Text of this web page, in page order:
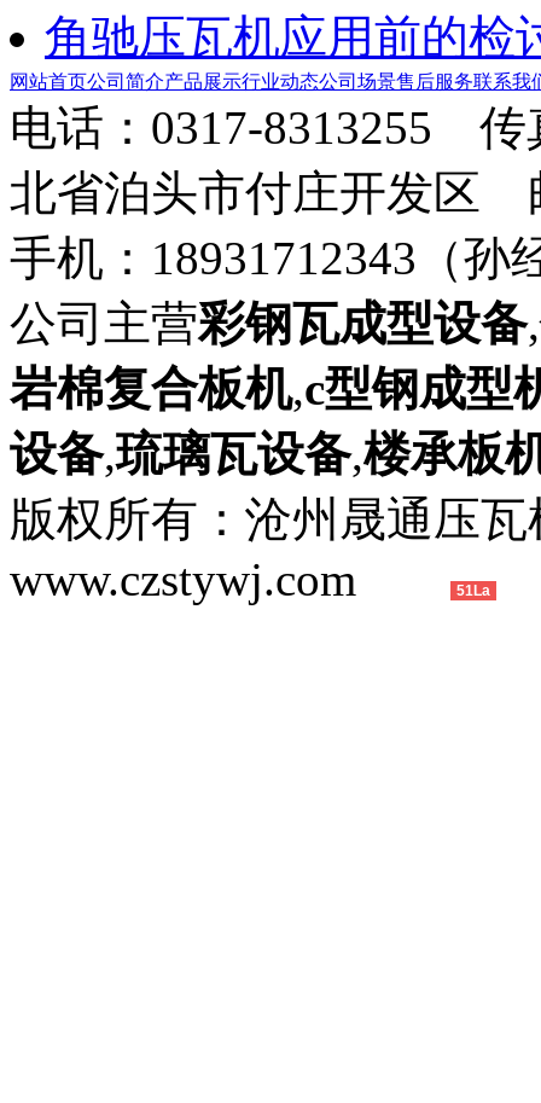
角驰压瓦机应用前的检
网站首页公司简介产品展示行业动态公司场景售后服务联系我
电话：0317-8313255
北省泊头市付庄开发区
手机：18931712343（孙
公司主营彩钢瓦成型设备,
岩棉复合板机,c型钢成型
设备,琉璃瓦设备,楼承板
版权所有：沧州晟通压
www.czstywj.com
51La